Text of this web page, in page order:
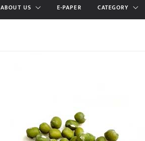
ABOUT US E-PAPER CATEGORY